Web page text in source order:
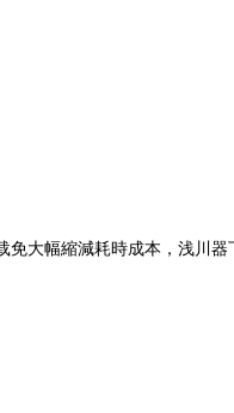
大幅縮減耗時成本，浅川器